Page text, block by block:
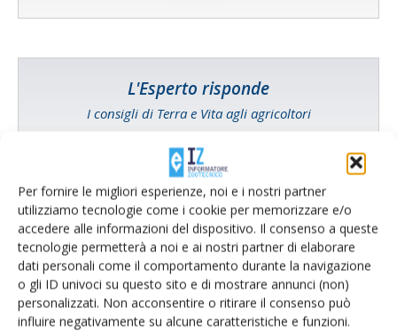
Per fornire le migliori esperienze, noi e i nostri partner
utilizziamo tecnologie come i cookie per memorizzare e/o
accedere alle informazioni del dispositivo. Il consenso a queste
tecnologie permetterà a noi e ai nostri partner di elaborare
dati personali come il comportamento durante la navigazione
o gli ID univoci su questo sito e di mostrare annunci (non)
personalizzati. Non acconsentire o ritirare il consenso può
influire negativamente su alcune caratteristiche e funzioni.
L'Esperto risponde
I consigli di Terra e Vita agli agricoltori
Cerca adesso